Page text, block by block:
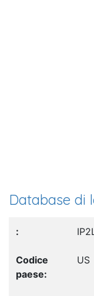
Database di
US